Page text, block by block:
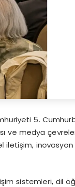
5.
ve medya
iletişim, inovasyon
sistemleri, dil